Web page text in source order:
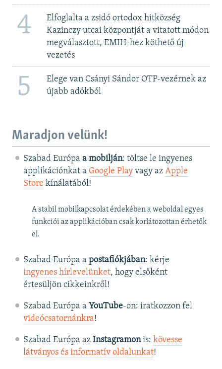
4
Elfoglalta a zsidó ortodox hitközség
Kazinczy utcai központját a vitatott módon
megválasztott, EMIH-hez köthető új
vezetés
5
Elege van Csányi Sándor OTP-vezérnek az
újabb adókból
Maradjon velünk!
Szabad Európa a mobilján: töltse le ingyenes
applikációnkat a Google Playvagy az Apple
Store kínálatából!
A stabil mobilkapcsolat érdekében a weboldal egyes
funkciói az applikációban csak korlátozottan érhetők
el.
Szabad Európa a postafiókjában: kérje
ingyenes hírlevelünket, hogy elsőként
értesüljön cikkeinkről!
Szabad Európa a YouTube-on: iratkozzon fel
videócsatornánkra!
Szabad Európa az Instagramonis: kövesse
látványos és informatív oldalunkat! ​